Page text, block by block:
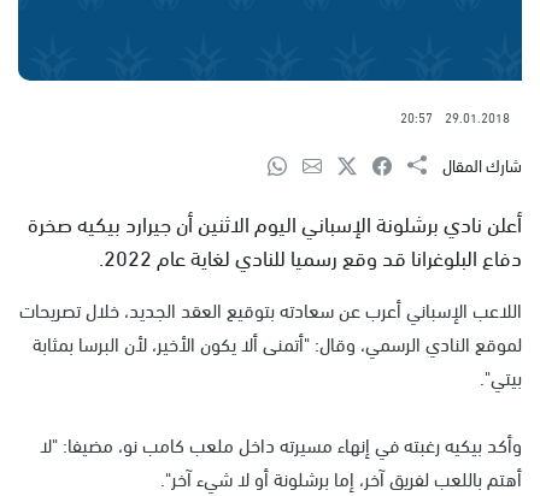
29.01.2018
20:57
شارك المقال
أعلن نادي برشلونة الإسباني اليوم الاثنين أن جيرارد بيكيه صخرة
دفاع البلوغرانا قد وقع رسميا للنادي لغاية عام 2022.
اللاعب الإسباني أعرب عن سعادته بتوقيع العقد الجديد، خلال تصريحات
لموقع النادي الرسمي، وقال: "أتمنى ألا يكون الأخير، لأن البرسا بمثابة
بيتي".
وأكد بيكيه رغبته في إنهاء مسيرته داخل ملعب كامب نو، مضيفا: "لا
أهتم باللعب لفريق آخر، إما برشلونة أو لا شيء آخر".